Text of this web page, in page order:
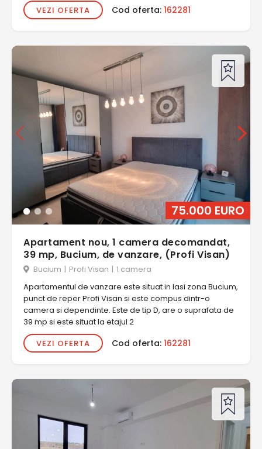
VEZI OFERTA Cod oferta: 162281
75.000 EURO
Apartament nou, 1 camera decomandat,
39 mp, Bucium, de vanzare, (Profi Visan)
Bucium | Profi Visan | 1 camera
Apartamentul de vanzare este situat in Iasi zona Bucium,
punct de reper Profi Visan si este compus dintr-o
camera si dependinte. Este de tip D, are o suprafata de
39 mp si este situat la etajul 2
VEZI OFERTA
Cod oferta: 162281